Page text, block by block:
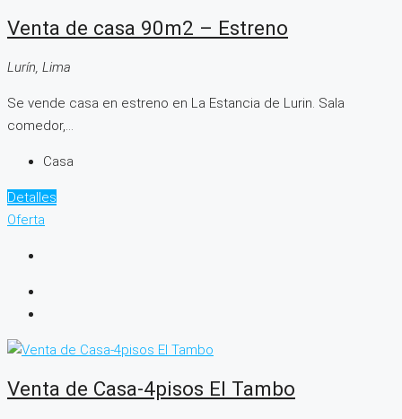
Venta de casa 90m2 – Estreno
Lurín, Lima
Se vende casa en estreno en La Estancia de Lurin. Sala
comedor,...
Casa
Detalles
Oferta
Venta de Casa-4pisos El Tambo